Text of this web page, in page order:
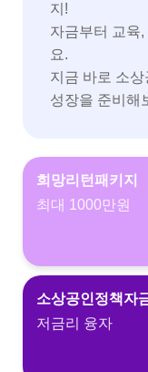
지!
자금부터 교육,
요.
지금 바로 소
성장을 준비해
희망리턴패키지
최대 1000만원
소상공인정책자
저금리 융자